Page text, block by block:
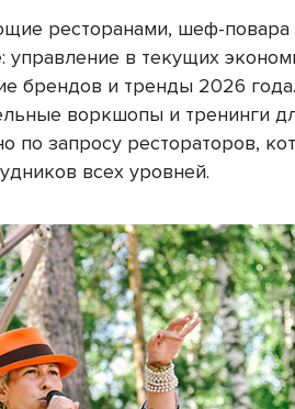
ресторанами, шеф-повара
управление в текущих
брендов и тренды 2026
воркшопы и тренинги
по запросу рестораторов,
всех уровней.